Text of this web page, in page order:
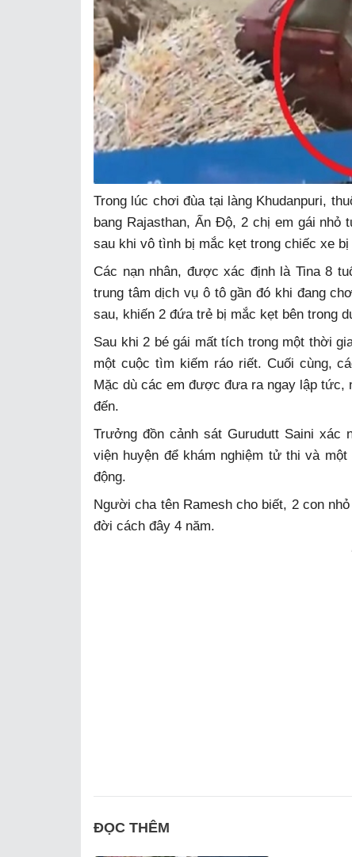
Trong lúc chơi đùa tại làng Khudanpuri,
bang Rajasthan, Ấn Độ, 2 chị em gái
sau khi vô tình bị mắc kẹt trong chiếc xe bị
Các nạn nhân, được xác định là Tina 8
trung tâm dịch vụ ô tô gần đó khi đang
sau, khiến 2 đứa trẻ bị mắc kẹt bên trong
Sau khi 2 bé gái mất tích trong một thời
một cuộc tìm kiếm ráo riết. Cuối cùng,
Mặc dù các em được đưa ra ngay lập
đến.
Trưởng đồn cảnh sát Gurudutt Saini xác
viện huyện để khám nghiệm tử thi và
động.
Người cha tên Ramesh cho biết, 2 con
đời cách đây 4 năm.
ĐỌC THÊM